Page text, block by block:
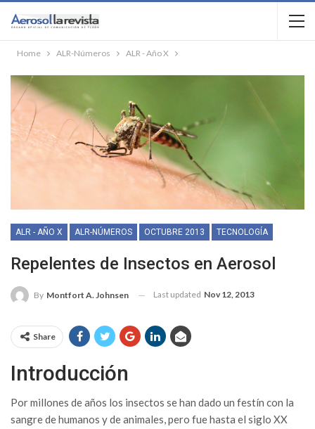
Home ALR-Números ALR - Año X
ALR - AÑO X ALR-NÚMEROS OCTUBRE 2013 TECNOLOGÍA
Repelentes de Insectos en Aerosol
By Montfort A. Johnsen Last updated Nov 12, 2013
Share
Introducción
Por millones de años los insectos se han dado un festín con la
sangre de humanos y de animales, pero fue hasta el siglo XX